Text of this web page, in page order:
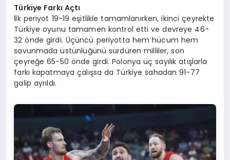
Türkiye Farkı Açtı
İlk periyot 19-19 eşitlikle tamamlanırken, ikinci çeyrekte
Türkiye oyunu tamamen kontrol etti ve devreye 46-
32 önde girdi. Üçüncü periyotta hem hücum hem
savunmada üstünlüğünü sürdüren milliler, son
çeyreğe 65-50 önde girdi. Polonya üç sayılık atışlarla
farkı kapatmaya çalışsa da Türkiye sahadan 91-77
galip ayrıldı.